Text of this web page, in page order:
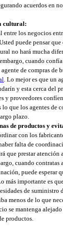
acuerdos en
cultural:
entre los negocios
puede pensar
no hará mucha
cuando
de compras de
. Lo mejor es que un
y esta cerca del
y proveedores
que los agentes de
plazo.
de productos y
con los
falta de
que prestar atención
cuando contratas
puede esperar
más importante es
de suministro
menos de lo que
se mantenga
productos.